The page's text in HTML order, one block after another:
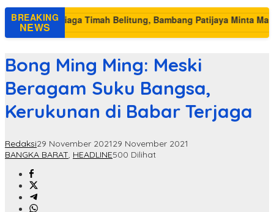
BREAKING
NEWS
Bong Ming Ming: Meski
Beragam Suku Bangsa,
Kerukunan di Babar Terjaga
Redaksi29 November 202129 November 2021
BANGKA BARAT, HEADLINE500 Dilihat